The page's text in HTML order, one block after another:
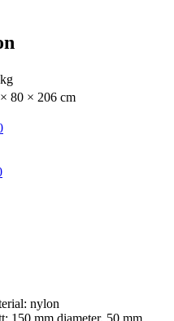
80 × 206 cm
nylon